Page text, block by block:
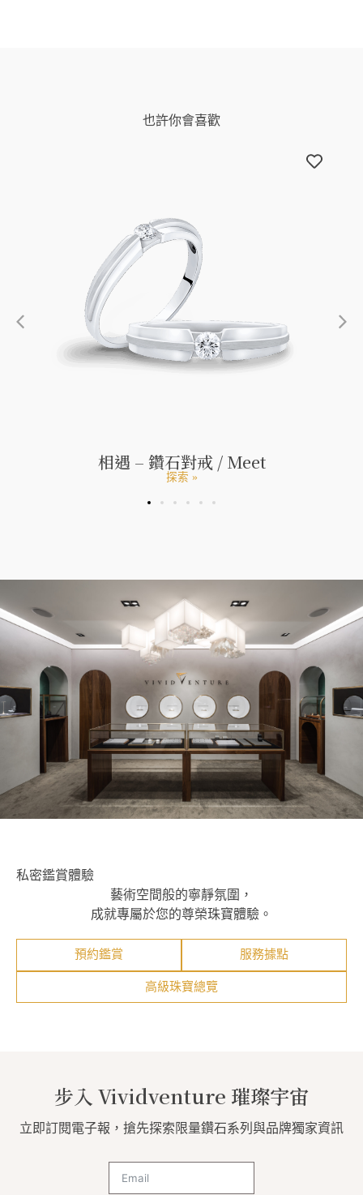
也許你會喜歡
相遇 – 鑽石對戒 / Meet
探索 »
私密鑑賞體驗
藝術空間般的寧靜氛圍，
成就專屬於您的尊榮珠寶體驗。
預約鑑賞 服務據點
高級珠寶總覽
步入 Vividventure 璀璨宇宙
立即訂閱電子報，搶先探索限量鑽石系列與品牌獨家資訊